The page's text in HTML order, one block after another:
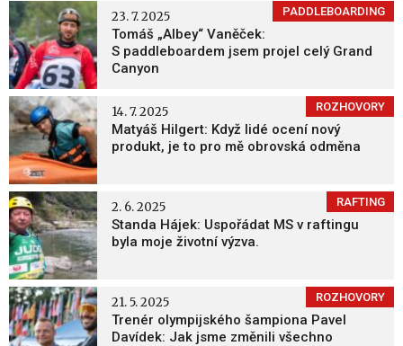
PADDLEBOARDING
Tomáš „Albey“ Vaněček:
S paddleboardem jsem projel celý Grand
Canyon
23. 7. 2025
ROZHOVORY
Matyáš Hilgert: Když lidé ocení nový
produkt, je to pro mě obrovská odměna
14. 7. 2025
RAFTING
Standa Hájek: Uspořádat MS v raftingu
byla moje životní výzva.
2. 6. 2025
ROZHOVORY
Trenér olympijského šampiona Pavel
Davídek: Jak jsme změnili všechno
21. 5. 2025